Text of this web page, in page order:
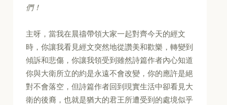
們！
主呀，當我在晨禱帶領大家一起對齊今天的經文
時，你讓我看見經文突然地從讚美和歡樂，轉變到
傾訴和悲傷，你讓我領受到雖然詩篇作者內心知道
你與大衛所立的約是永遠不會改變，你的應許是絕
對不會落空，但詩篇作者回到現實生活中卻看見大
衛的後裔，也就是猶大的君王所遭受到的處境似乎